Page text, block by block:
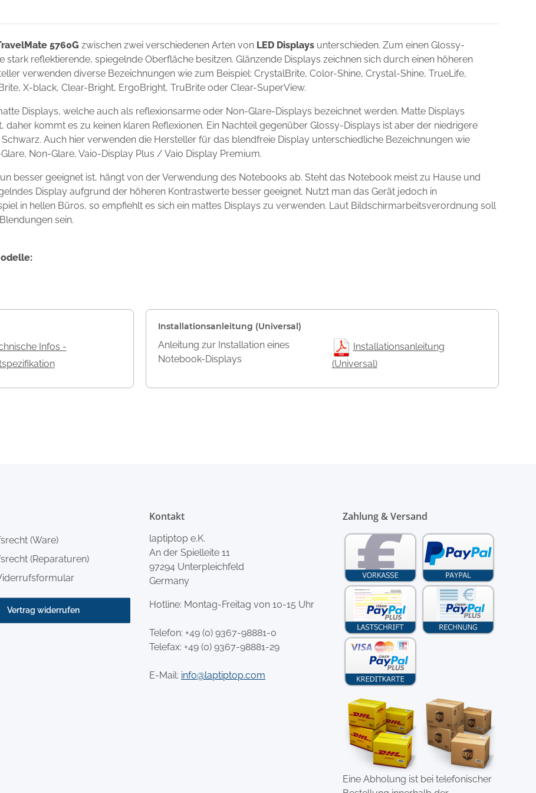
5760G zwischen zwei verschiedenen Arten von LED Displays unterschieden. Zum einen Glossy-
stark reflektierende, spiegelnde Oberfläche besitzen. Glänzende Displays zeichnen sich durch einen höheren
verwenden diverse Bezeichnungen wie zum Beispiel: CrystalBrite, Color-Shine, Crystal-Shine, TrueLife,
X-black, Clear-Bright, ErgoBright, TruBrite oder Clear-SuperView.
Displays, welche auch als reflexionsarme oder Non-Glare-Displays bezeichnet werden. Matte Displays
kommt es zu keinen klaren Reflexionen. Ein Nachteil gegenüber Glossy-Displays ist aber der niedrigere
Auch hier verwenden die Hersteller für das blendfreie Display unterschiedliche Bezeichnungen wie
Non-Glare, Vaio-Display Plus / Vaio Display Premium.
besser geeignet ist, hängt von der Verwendung des Notebooks ab. Steht das Notebook meist zu Hause und
Display aufgrund der höheren Kontrastwerte besser geeignet. Nutzt man das Gerät jedoch in
in hellen Büros, so empfiehlt es sich ein mattes Displays zu verwenden. Laut Bildschirmarbeitsverordnung soll
sein.
Infos -
Installationsanleitung (Universal)
Anleitung zur Installation eines
Notebook-Displays
Installationsanleitung
(Universal)
(Ware)
(Reparaturen)
Vertrag widerrufen
Kontakt
laptiptop e.K.
An der Spielleite 11
97294 Unterpleichfeld
Germany
Hotline: Montag-Freitag von 10-15 Uhr
Telefon: +49 (0) 9367-98881-0
Telefax: +49 (0) 9367-98881-29
E-Mail: info@laptiptop.com
Zahlung & Versand
Eine Abholung ist bei telefonischer